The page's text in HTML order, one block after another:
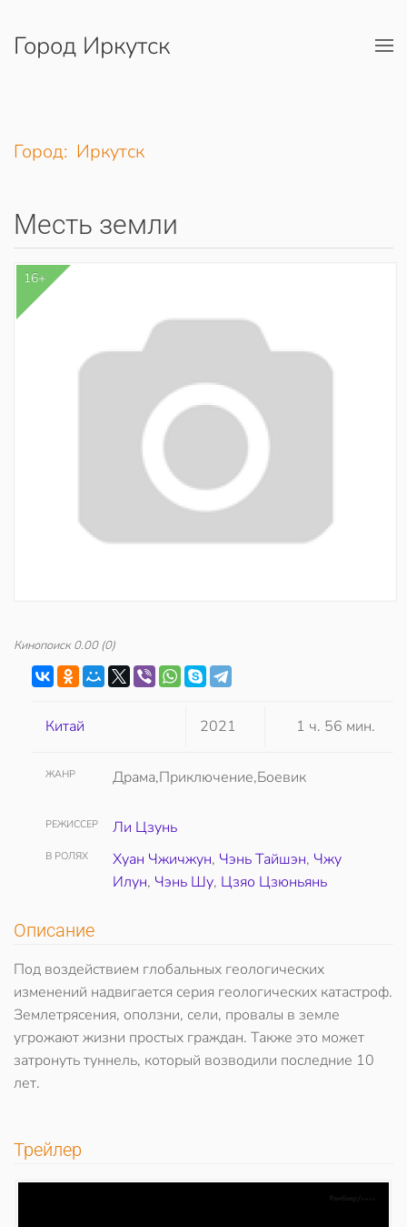
Перейти к содержимому
Город Иркутск
Город: Иркутск
Месть земли
16+
Кинопоиск 0.00(0)
Китай 2021 1 ч. 56 мин.
ЖАНР Драма,Приключение,Боевик
РЕЖИССЕР Ли Цзунь
В РОЛЯХ Хуан Чжичжун, Чэнь Тайшэн, Чжу
Илун, Чэнь Шу, Цзяо Цзюньянь
Описание
Под воздействием глобальных геологических
изменений надвигается серия геологических катастроф.
Землетрясения, оползни, сели, провалы в земле
угрожают жизни простых граждан. Также это может
затронуть туннель, который возводили последние 10
лет.
Трейлер